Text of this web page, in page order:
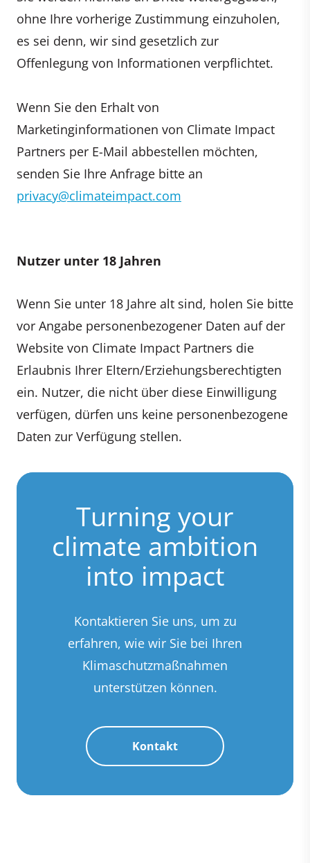
ohne Ihre vorherige Zustimmung einzuholen,
es sei denn, wir sind gesetzlich zur
Offenlegung von Informationen verpflichtet.
Wenn Sie den Erhalt von
Marketinginformationen von Climate Impact
Partners per E-Mail abbestellen möchten,
senden Sie Ihre Anfrage bitte an
privacy@climateimpact.com
Nutzer unter 18 Jahren
Wenn Sie unter 18 Jahre alt sind, holen Sie bitte
vor Angabe personenbezogener Daten auf der
Website von Climate Impact Partners die
Erlaubnis Ihrer Eltern/Erziehungsberechtigten
ein. Nutzer, die nicht über diese Einwilligung
verfügen, dürfen uns keine personenbezogene
Daten zur Verfügung stellen.
Turning your
climate ambition
into impact
Kontaktieren Sie uns, um zu
erfahren, wie wir Sie bei Ihren
Klimaschutzmaßnahmen
unterstützen können.
Kontakt